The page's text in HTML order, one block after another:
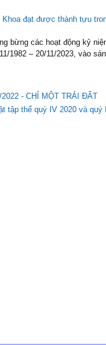
đạt được thành tựu
bừng các hoạt động kỷ
1982 – 20/11/2023, vào
- CHỈ MỘT TRÁI ĐẤT
tập thể quý IV 2020 và quý